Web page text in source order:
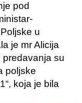
pod
u
je mr Alicija
predavanja su
poljske
koja je bila